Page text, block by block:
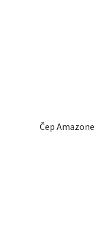
Čep Amazone